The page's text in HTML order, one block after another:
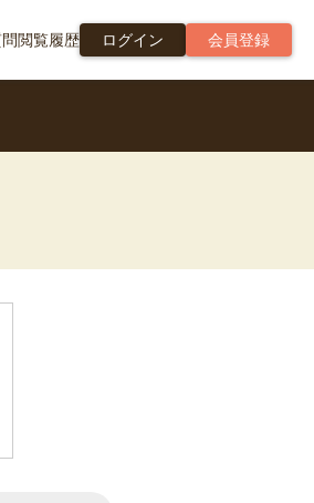
閲覧履歴 ログイン 会員登録